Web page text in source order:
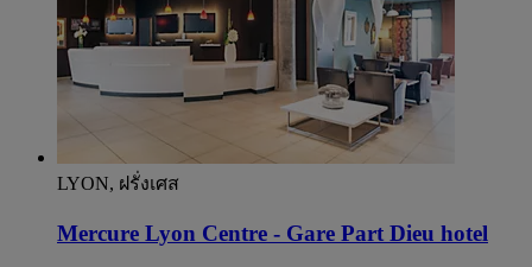
LYON, ฝรั่งเศส
Mercure Lyon Centre - Gare Part Dieu hotel